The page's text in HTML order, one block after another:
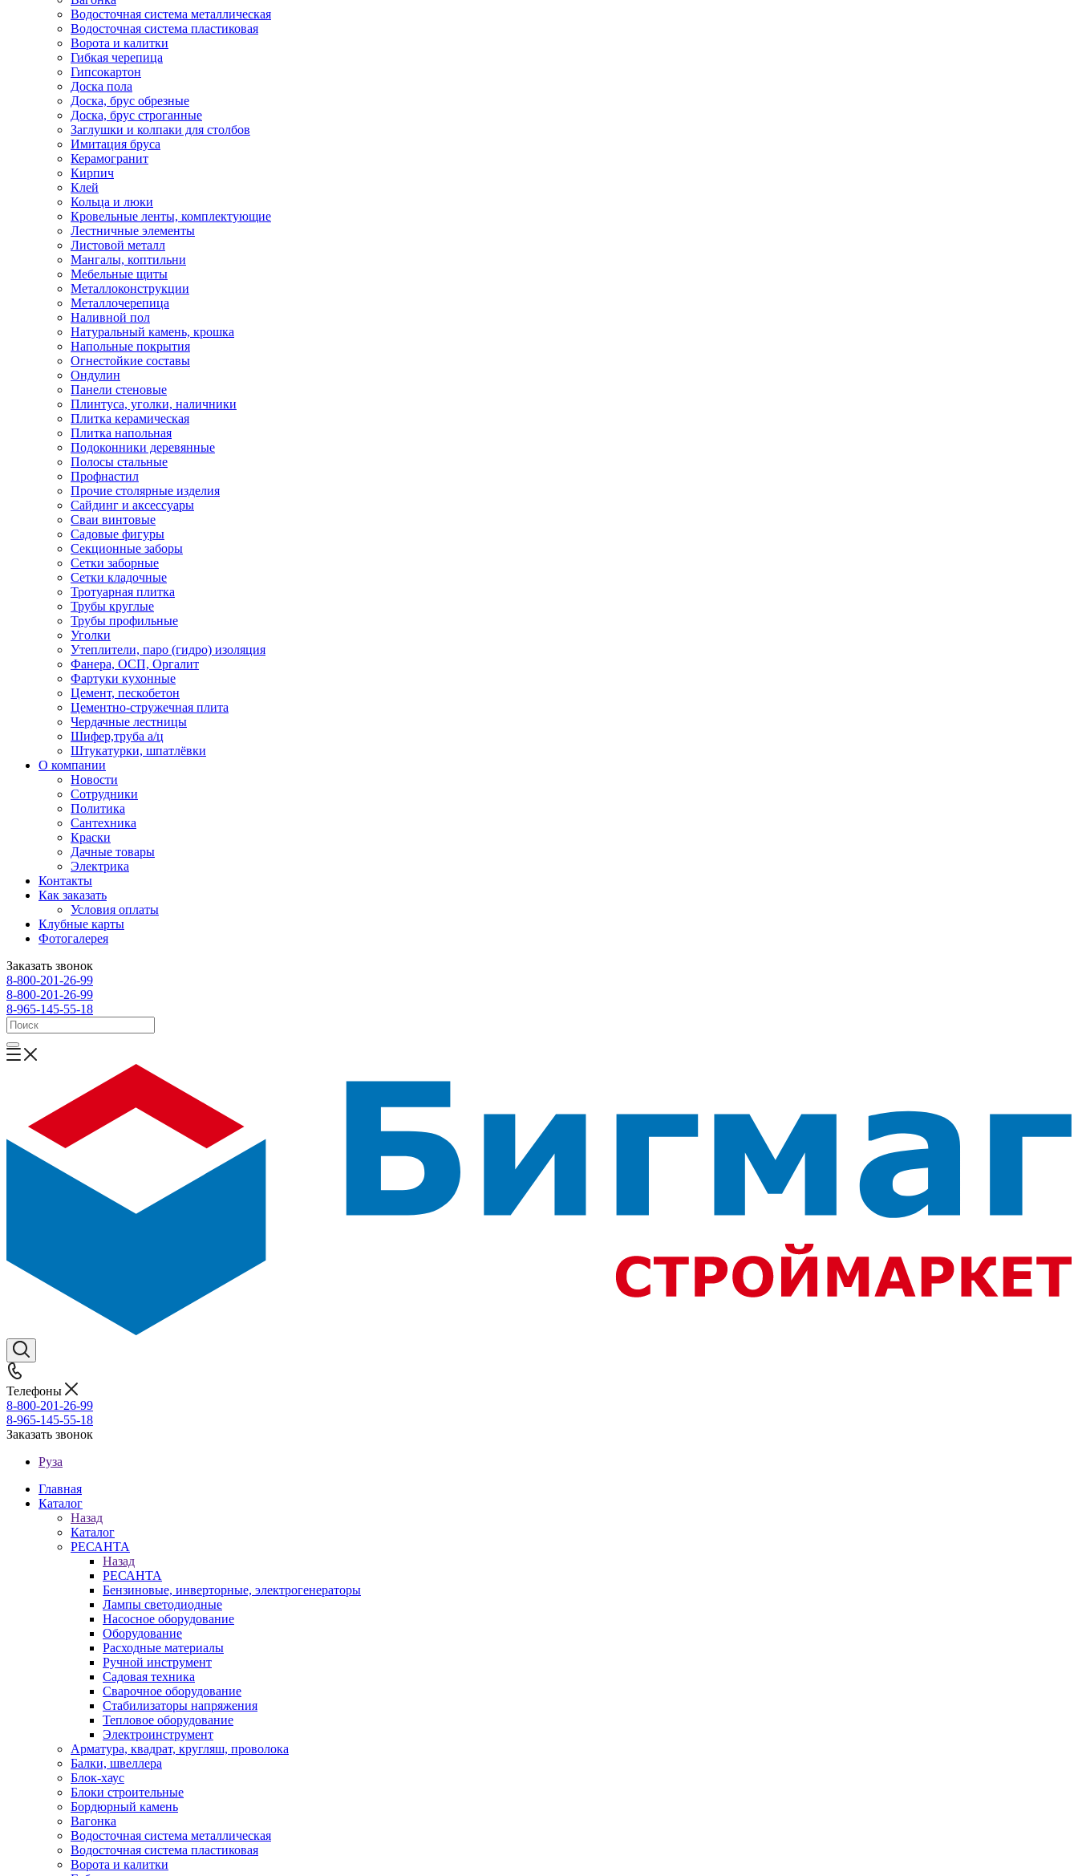
Водосточная система металлическая
Водосточная система пластиковая
Ворота и калитки
Гибкая черепица
Гипсокартон
Доска пола
Доска, брус обрезные
Доска, брус строганные
Заглушки и колпаки для столбов
Имитация бруса
Керамогранит
Кирпич
Клей
Кольца и люки
Кровельные ленты, комплектующие
Лестничные элементы
Листовой металл
Мангалы, коптильни
Мебельные щиты
Металлоконструкции
Металлочерепица
Наливной пол
Натуральный камень, крошка
Напольные покрытия
Огнестойкие составы
Ондулин
Панели стеновые
Плинтуса, уголки, наличники
Плитка керамическая
Плитка напольная
Подоконники деревянные
Полосы стальные
Профнастил
Прочие столярные изделия
Сайдинг и аксессуары
Сваи винтовые
Садовые фигуры
Секционные заборы
Сетки заборные
Сетки кладочные
Тротуарная плитка
Трубы круглые
Трубы профильные
Уголки
Утеплители, паро (гидро) изоляция
Фанера, ОСП, Оргалит
Фартуки кухонные
Цемент, пескобетон
Цементно-стружечная плита
Чердачные лестницы
Шифер,труба а/ц
Штукатурки, шпатлёвки
О компании
Новости
Сотрудники
Политика
Сантехника
Краски
Дачные товары
Электрика
Контакты
Как заказать
Условия оплаты
Клубные карты
Фотогалерея
Заказать звонок
8-800-201-26-99
8-800-201-26-99
8-965-145-55-18
Телефоны
8-800-201-26-99
8-965-145-55-18
Заказать звонок
Руза
Главная
Каталог
Назад
Каталог
РЕСАНТА
Назад
РЕСАНТА
Бензиновые, инверторные, электрогенераторы
Лампы светодиодные
Насосное оборудование
Оборудование
Расходные материалы
Ручной инструмент
Садовая техника
Сварочное оборудование
Стабилизаторы напряжения
Тепловое оборудование
Электроинструмент
Арматура, квадрат, кругляш, проволока
Балки, швеллера
Блок-хаус
Блоки строительные
Бордюрный камень
Вагонка
Водосточная система металлическая
Водосточная система пластиковая
Ворота и калитки